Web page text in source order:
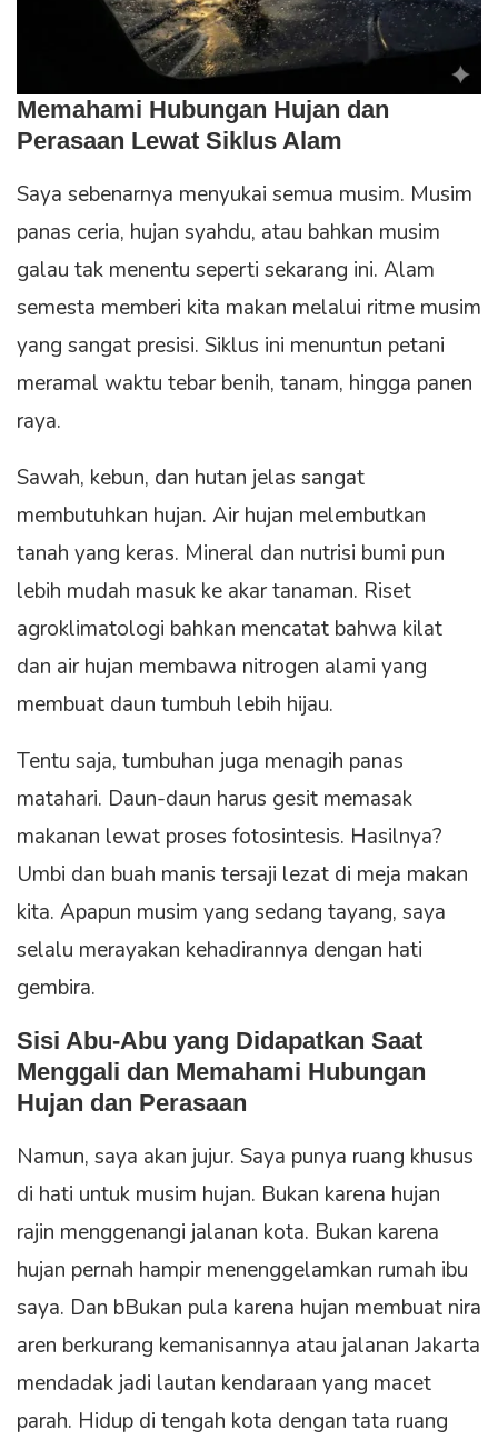
Memahami Hubungan Hujan dan
Perasaan Lewat Siklus Alam
Saya sebenarnya menyukai semua musim. Musim
panas ceria, hujan syahdu, atau bahkan musim
galau tak menentu seperti sekarang ini. Alam
semesta memberi kita makan melalui ritme musim
yang sangat presisi. Siklus ini menuntun petani
meramal waktu tebar benih, tanam, hingga panen
raya.
Sawah, kebun, dan hutan jelas sangat
membutuhkan hujan. Air hujan melembutkan
tanah yang keras. Mineral dan nutrisi bumi pun
lebih mudah masuk ke akar tanaman. Riset
agroklimatologi bahkan mencatat bahwa kilat
dan air hujan membawa nitrogen alami yang
membuat daun tumbuh lebih hijau.
Tentu saja, tumbuhan juga menagih panas
matahari. Daun-daun harus gesit memasak
makanan lewat proses fotosintesis. Hasilnya?
Umbi dan buah manis tersaji lezat di meja makan
kita. Apapun musim yang sedang tayang, saya
selalu merayakan kehadirannya dengan hati
gembira.
Sisi Abu-Abu yang Didapatkan Saat
Menggali dan Memahami Hubungan
Hujan dan Perasaan
Namun, saya akan jujur. Saya punya ruang khusus
di hati untuk musim hujan. Bukan karena hujan
rajin menggenangi jalanan kota. Bukan karena
hujan pernah hampir menenggelamkan rumah ibu
saya. Dan bBukan pula karena hujan membuat nira
aren berkurang kemanisannya atau jalanan Jakarta
mendadak jadi lautan kendaraan yang macet
parah. Hidup di tengah kota dengan tata ruang